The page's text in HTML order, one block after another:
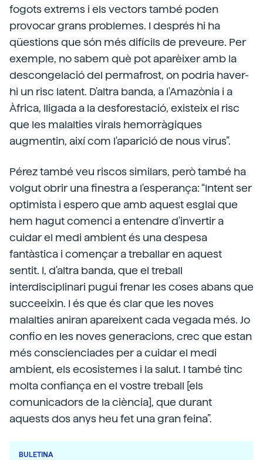
fogots extrems i els vectors també poden
provocar grans problemes. I després hi ha
qüestions que són més difícils de preveure. Per
exemple, no sabem què pot aparèixer amb la
descongelació del permafrost, on podria haver-
hi un risc latent. D'altra banda, a l'Amazònia i a
Àfrica, lligada a la desforestació, existeix el risc
que les malalties virals hemorràgiques
augmentin, així com l'aparició de nous virus”.
Pérez també veu riscos similars, però també ha
volgut obrir una finestra a l'esperança: “Intent ser
optimista i espero que amb aquest esglai que
hem hagut comenci a entendre d'invertir a
cuidar el medi ambient és una despesa
fantàstica i començar a treballar en aquest
sentit. I, d'altra banda, que el treball
interdisciplinari pugui frenar les coses abans que
succeeixin. I és que és clar que les noves
malalties aniran apareixent cada vegada més. Jo
confio en les noves generacions, crec que estan
més conscienciades per a cuidar el medi
ambient, els ecosistemes i la salut. I també tinc
molta confiança en el vostre treball [els
comunicadors de la ciència], que durant
aquests dos anys heu fet una gran feina”.
BULETINA